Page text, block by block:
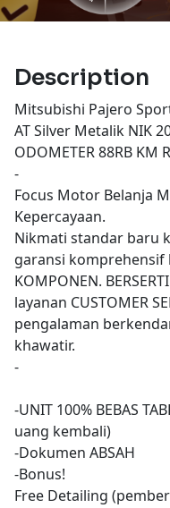
Description
Mitsubishi Pajero
AT Silver Metalik NIK
ODOMETER 88RB KM
-
Focus Motor Belanja
Kepercayaan.
Nikmati standar baru
garansi komprehensif
KOMPONEN.
layanan CUSTOMER
pengalaman
khawatir.
-
-UNIT 100% BEBAS
uang kembali)
-Dokumen ABSAH
-Bonus!
Free Detailing